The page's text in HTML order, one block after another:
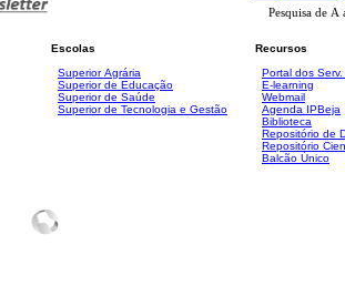
Escolas
Superior Agrária
Superior de Educação
Superior de Saúde
Superior de Tecnologia e Gestão
Recursos
Portal dos
E-learning
Webmail
Agenda IPBeja
Biblioteca
Repositório de
Repositório
Balcão Único